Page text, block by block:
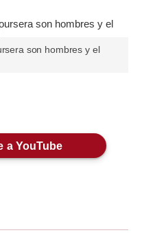
son hombres y el
a YouTube